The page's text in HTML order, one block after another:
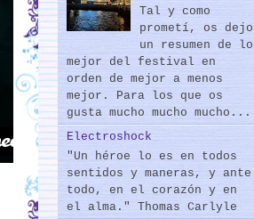
Tal y como
prometí, os dejo
un resumen de lo
mejor del festival en
orden de mejor a menos
mejor. Para los que os
gusta mucho mucho mucho...
Electroshock
"Un héroe lo es en todos
sentidos y maneras, y ante
todo, en el corazón y en
el alma." Thomas Carlyle